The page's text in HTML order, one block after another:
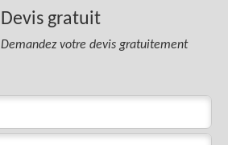
Devis gratuit
Demandez votre devis gratuitement